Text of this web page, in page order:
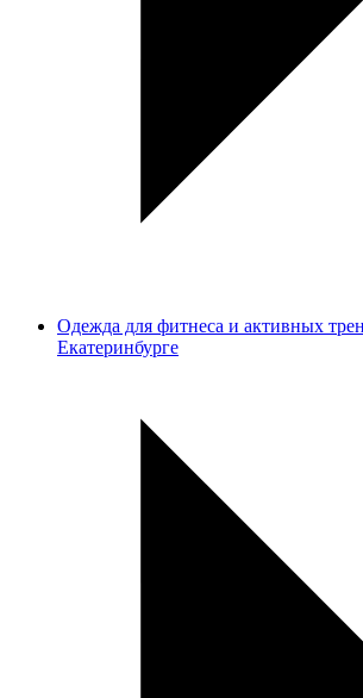
Одежда для фитнеса и активных
Екатеринбурге